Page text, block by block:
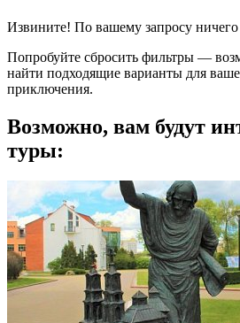
Извините! По вашему запросу
Попробуйте сбросить фильтры —
найти подходящие варианты для
приключения.
Возможно, вам будут
туры: